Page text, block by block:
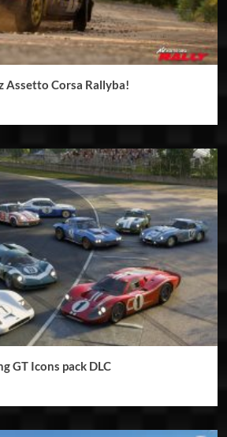
Assetto Corsa Rallyba!
GT Icons pack DLC